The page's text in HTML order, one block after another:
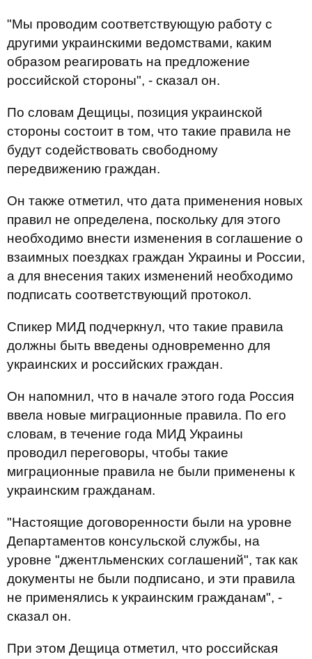
"Мы проводим соответствующую работу с
другими украинскими ведомствами, каким
образом реагировать на предложение
российской стороны", - сказал он.
По словам Дещицы, позиция украинской
стороны состоит в том, что такие правила не
будут содействовать свободному
передвижению граждан.
Он также отметил, что дата применения новых
правил не определена, поскольку для этого
необходимо внести изменения в соглашение о
взаимных поездках граждан Украины и России,
а для внесения таких изменений необходимо
подписать соответствующий протокол.
Спикер МИД подчеркнул, что такие правила
должны быть введены одновременно для
украинских и российских граждан.
Он напомнил, что в начале этого года Россия
ввела новые миграционные правила. По его
словам, в течение года МИД Украины
проводил переговоры, чтобы такие
миграционные правила не были применены к
украинским гражданам.
"Настоящие договоренности были на уровне
Департаментов консульской службы, на
уровне "джентльменских соглашений", так как
документы не были подписано, и эти правила
не применялись к украинским гражданам", -
сказал он.
При этом Дещица отметил, что российская